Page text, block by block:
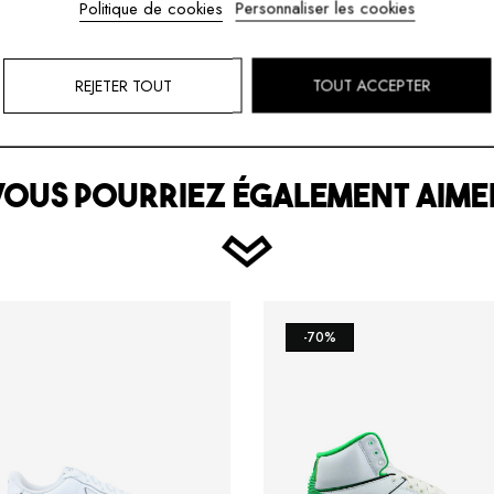
ÉCRIRE LE PREMIER AVIS
POURRIEZ ÉGALEMENT
-70%
Politique de cookies Personnaliser les cookies
REJETER TOUT TOUT ACCEPTER